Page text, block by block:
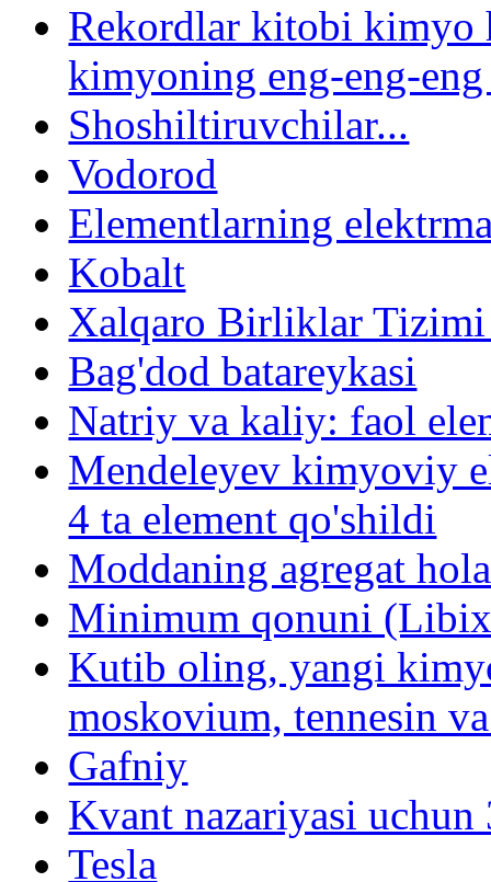
Rekordlar kitobi kimyo
kimyoning eng-eng-
Shoshiltiruvchilar...
Vodorod
Elementlarning
Kobalt
Xalqaro Birliklar
Bag'dod batareykasi
Natriy va kaliy: faol
Mendeleyev kimyoviy
4 ta element qo'shildi
Moddaning agregat
Minimum qonuni
Kutib oling, yangi
moskovium, tennesin
Gafniy
Kvant nazariyasi uchun
Tesla